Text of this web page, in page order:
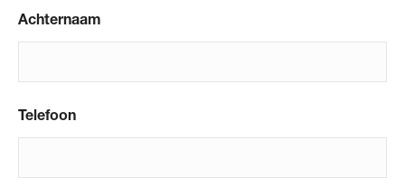
Achternaam
Telefoon